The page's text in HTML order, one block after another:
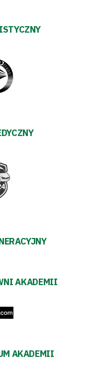
AKADEMII
AKADEMII